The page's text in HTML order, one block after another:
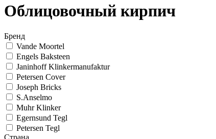
Облицовочный кирпич
Бренд
Vande Moortel
Engels Baksteen
Janinhoff Klinkermanufaktur
Petersen Cover
Joseph Bricks
S.Anselmo
Muhr Klinker
Egernsund Tegl
Petersen Tegl
Страна